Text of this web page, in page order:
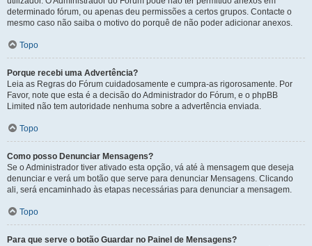
determinado fórum, ou apenas deu permissões a certos grupos. Contacte o
mesmo caso não saiba o motivo do porquê de não poder adicionar anexos.
Topo
Porque recebi uma Advertência?
Leia as Regras do Fórum cuidadosamente e cumpra-as rigorosamente. Por
Favor, note que esta é a decisão do Administrador do Fórum, e o phpBB
Limited não tem autoridade nenhuma sobre a advertência enviada.
Topo
Como posso Denunciar Mensagens?
Se o Administrador tiver ativado esta opção, vá até à mensagem que deseja
denunciar e verá um botão que serve para denunciar Mensagens. Clicando
ali, será encaminhado às etapas necessárias para denunciar a mensagem.
Topo
Para que serve o botão Guardar no Painel de Mensagens?